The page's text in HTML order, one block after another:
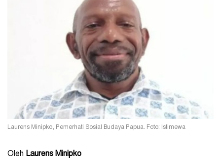
Laurens Minipko, Pemerhati Sosial Budaya Papua. Foto: Istimewa
Oleh Laurens Minipko